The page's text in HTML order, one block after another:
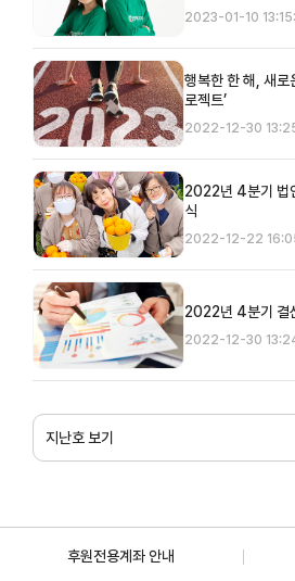
2023-01-10
행복한 한 해, 새로
로젝트’
2022-12-30
2022년 4분기 법
식
2022-12-22
2022년 4분기 결
2022-12-30
지난호 보기
후원전용계좌 안내